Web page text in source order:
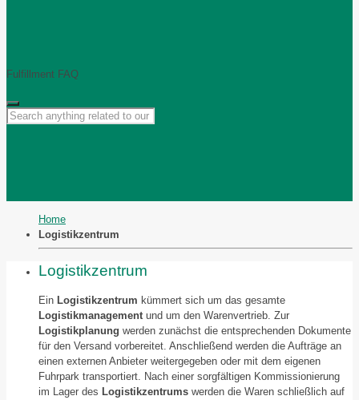
Fulfillment FAQ
Home
Logistikzentrum
Logistikzentrum
Ein Logistikzentrum kümmert sich um das gesamte
Logistikmanagement und um den Warenvertrieb. Zur
Logistikplanung werden zunächst die entsprechenden Dokumente
für den Versand vorbereitet. Anschließend werden die Aufträge an
einen externen Anbieter weitergegeben oder mit dem eigenen
Fuhrpark transportiert. Nach einer sorgfältigen Kommissionierung
im Lager des Logistikzentrums werden die Waren schließlich auf